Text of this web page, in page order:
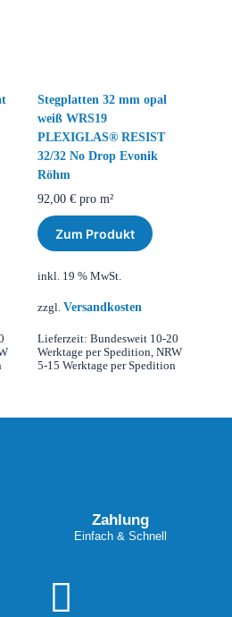
Stegplatten 32 mm opal
weiß WRS19
PLEXIGLAS® RESIST
32/32 No Drop Evonik
Röhm
92,00 €pro m²
Zum Produkt
inkl. 19 % MwSt.
zzgl. Versandkosten
Lieferzeit: Bundesweit 10-20
Werktage per Spedition, NRW
5-15 Werktage per Spedition
Zahlung
Einfach & Schnell